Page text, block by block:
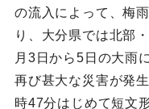
の流入によって、梅
り、大分県では北部
月3日から5日の大雨
再び甚大な災害が発
時47分はじめて短文